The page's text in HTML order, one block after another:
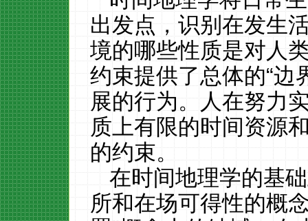
出发点，识别在发生
境的哪些性质是对人
约束提供了总体的“边
展的行为。人在努力
质上有限的时间资源
的约束。
在时间地理学的基
所和在场可得性的概